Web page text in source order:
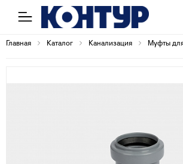
Главная Каталог Канализация Муфты